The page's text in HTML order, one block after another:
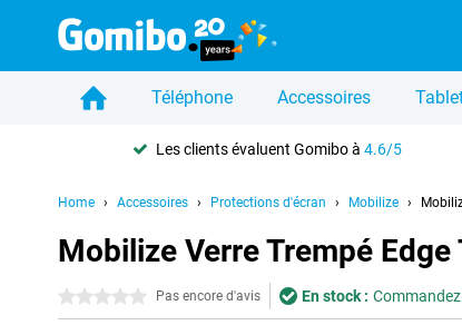
Téléphone Accessoires
Les clients évaluent Gomibo à4.6/5
Home Accessoires Protections d'écran Mobilize
Mobilize Verre Trempé
0 étoiles Pas encore d'avis En stock :